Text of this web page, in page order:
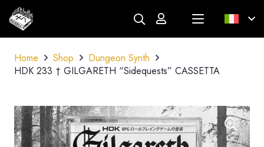
Home Shop
Dungeon Synth
HDK 233 † GILGARETH “Sidequests” CASSETTA